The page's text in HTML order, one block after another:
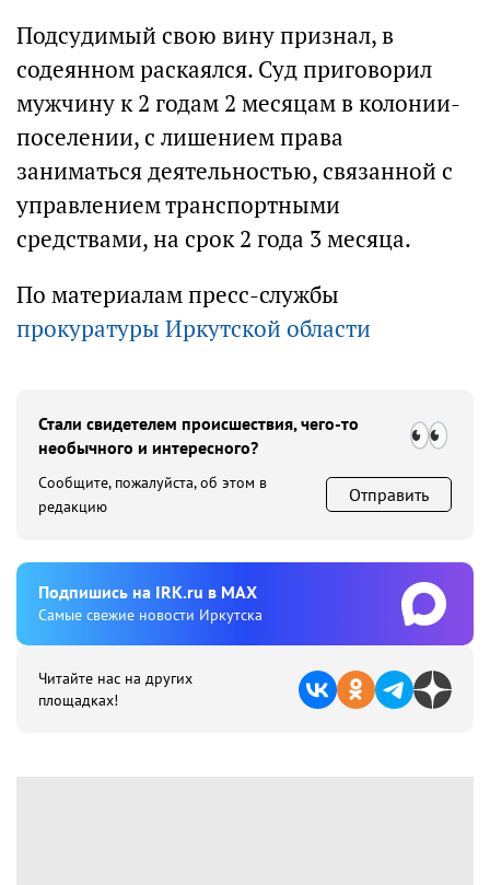
Подсудимый свою вину признал, в
содеянном раскаялся. Суд приговорил
мужчину к 2 годам 2 месяцам в колонии-
поселении, с лишением права
заниматься деятельностью, связанной с
управлением транспортными
средствами, на срок 2 года 3 месяца.
По материалам пресс-службы
прокуратуры Иркутской области
Стали свидетелем происшествия, чего-то
необычного и интересного?
Сообщите, пожалуйста, об этом в
редакцию
Отправить
Подпишиcь на IRK.ru в MAX
Cамые свежие новости Иркутска
Читайте нас на других
площадках!